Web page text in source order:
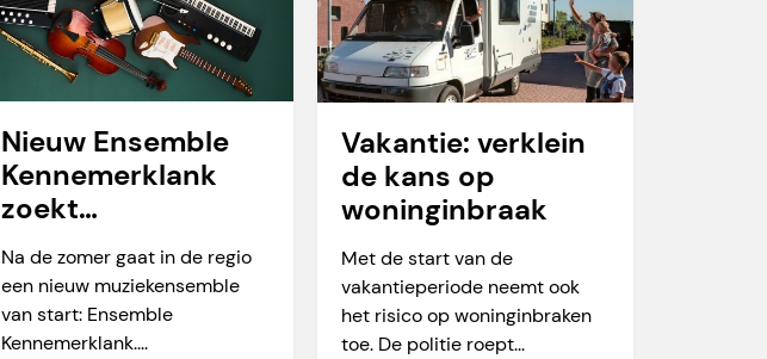
Nieuw Ensemble
Kennemerklank
zoekt
amateurmuzikante
n
Na de zomer gaat in de regio
een nieuw muziekensemble
van start: Ensemble
Kennemerklank....
Vakantie: verklein
de kans op
woninginbraak
Met de start van de
vakantieperiode neemt ook
het risico op woninginbraken
toe. De politie roept...